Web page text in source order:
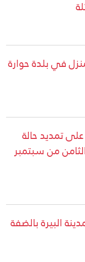
في بلدة حوارة
تمديد حالة
من سبتمبر
البيرة بالضفة